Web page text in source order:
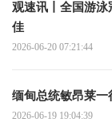
观速讯丨全国游
佳
2026-06-20 07:21:44
缅甸总统敏昂莱
2026-06-19 19:04:39